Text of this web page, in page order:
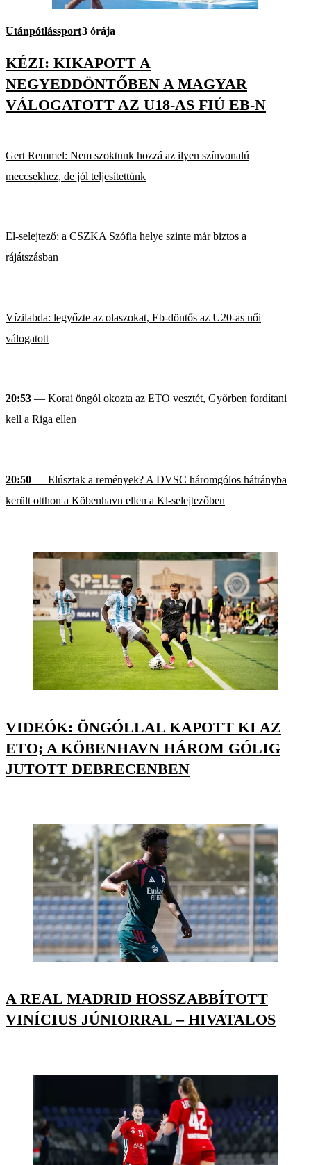
Utánpótlássport3 órája
KÉZI: KIKAPOTT A
NEGYEDDÖNTŐBEN A MAGYAR
VÁLOGATOTT AZ U18-AS FIÚ EB-N
Gert Remmel: Nem szoktunk hozzá az ilyen színvonalú
meccsekhez, de jól teljesítettünk
El-selejtező: a CSZKA Szófia helye szinte már biztos a
rájátszásban
Vízilabda: legyőzte az olaszokat, Eb-döntős az U20-as női
válogatott
20:53 — Korai öngól okozta az ETO vesztét, Győrben fordítani
kell a Riga ellen
20:50 — Elúsztak a remények? A DVSC háromgólos hátrányba
került otthon a Köbenhavn ellen a Kl-selejtezőben
VIDEÓK: ÖNGÓLLAL KAPOTT KI AZ
ETO; A KÖBENHAVN HÁROM GÓLIG
JUTOTT DEBRECENBEN
A REAL MADRID HOSSZABBÍTOTT
VINÍCIUS JÚNIORRAL – HIVATALOS